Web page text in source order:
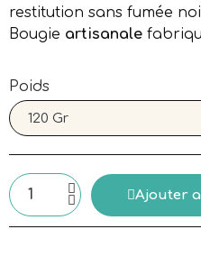
restitution sans fumée
Bougie artisanale
Poids
Ajouter